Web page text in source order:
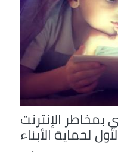
بمخاطر الإنترنت
لحماية الأبناء